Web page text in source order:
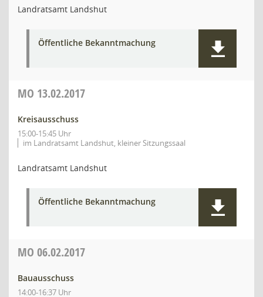
Landratsamt Landshut
Öffentliche Bekanntmachung
MO 13.02.2017
Kreisausschuss
15:00-15:45 Uhr
im Landratsamt Landshut, kleiner Sitzungssaal
Landratsamt Landshut
Öffentliche Bekanntmachung
MO 06.02.2017
Bauausschuss
14:00-16:37 Uhr